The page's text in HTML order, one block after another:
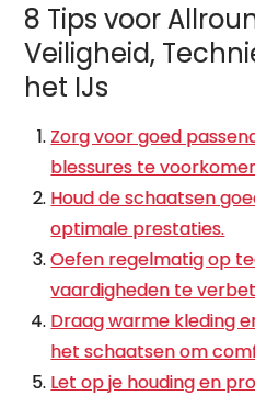
8 Tips voor
Veiligheid,
het IJs
Zorg voor goed
blessures te
Houd de schaatsen
optimale prestaties.
Oefen regelmatig op
vaardigheden te
Draag warme kleding
het schaatsen om
Let op je houding en